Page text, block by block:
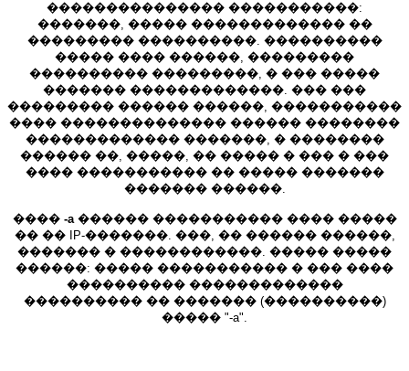
��������������� �����������:
�������, ����� ������������� ��
��������� ����������. ����������
����� ���� ������, ���������
���������� ���������, � ��� �����
������� �������������. ��� ���
��������� ������ ������, �����������
���� �������������� ������ ��������
������������� �������, � ��������
������ ��, �����, �� ����� � ��� � ���
���� ����������� �� ����� �������
������� ������.
���� -a������ ����������� ���� �����
�� �� IP-�������. ���, �� ������ ������,
������� � ������������. ����� �����
������: ����� ����������� � ��� ����
���������� �������������
���������� �� ������� (����������)
����� "-a".